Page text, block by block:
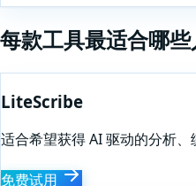
每款工具最适合哪些
LiteScribe
适合希望获得 AI 驱动的分析、
免费试用